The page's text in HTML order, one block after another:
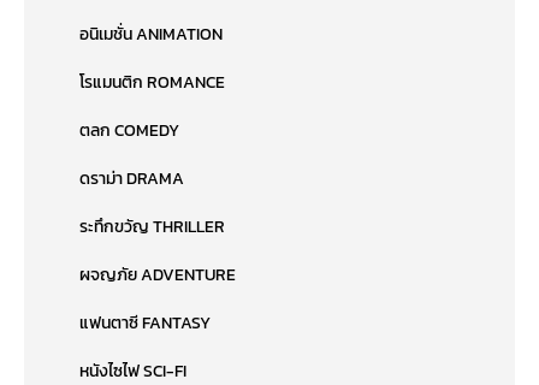
อนิเมชั่น ANIMATION
โรแมนติก ROMANCE
ตลก COMEDY
ดราม่า DRAMA
ระทึกขวัญ THRILLER
ผจญภัย ADVENTURE
แฟนตาซี FANTASY
หนังไซไฟ SCI-FI